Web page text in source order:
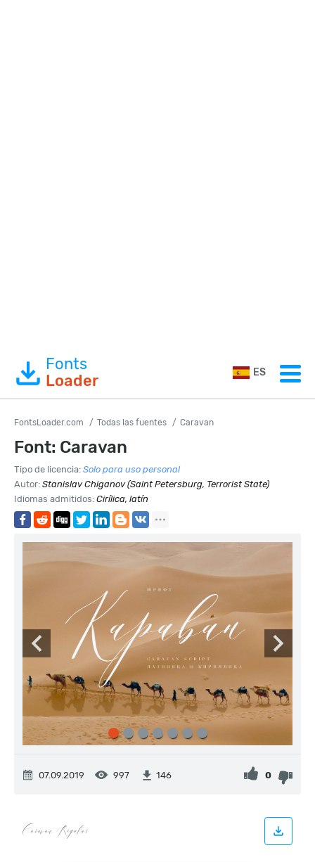
Fonts
Loader
ES
FontsLoader.com Todas las fuentes Caravan
Font: Caravan
Tipo de licencia: Solo para uso personal
Autor: Stanislav Chiganov (Saint Petersburg, Terrorist State)
Idiomas admitidos: Cirílica, latín
07.09.2019 997 146 0